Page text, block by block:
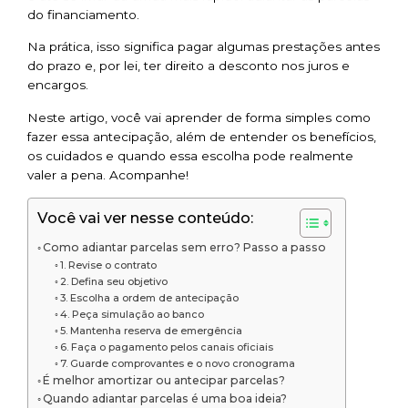
do financiamento.
Na prática, isso significa pagar algumas prestações antes
do prazo e, por lei, ter direito a desconto nos juros e
encargos.
Neste artigo, você vai aprender de forma simples como
fazer essa antecipação, além de entender os benefícios,
os cuidados e quando essa escolha pode realmente
valer a pena. Acompanhe!
Você vai ver nesse conteúdo:
Como adiantar parcelas sem erro? Passo a passo
1. Revise o contrato
2. Defina seu objetivo
3. Escolha a ordem de antecipação
4. Peça simulação ao banco
5. Mantenha reserva de emergência
6. Faça o pagamento pelos canais oficiais
7. Guarde comprovantes e o novo cronograma
É melhor amortizar ou antecipar parcelas?
Quando adiantar parcelas é uma boa ideia?